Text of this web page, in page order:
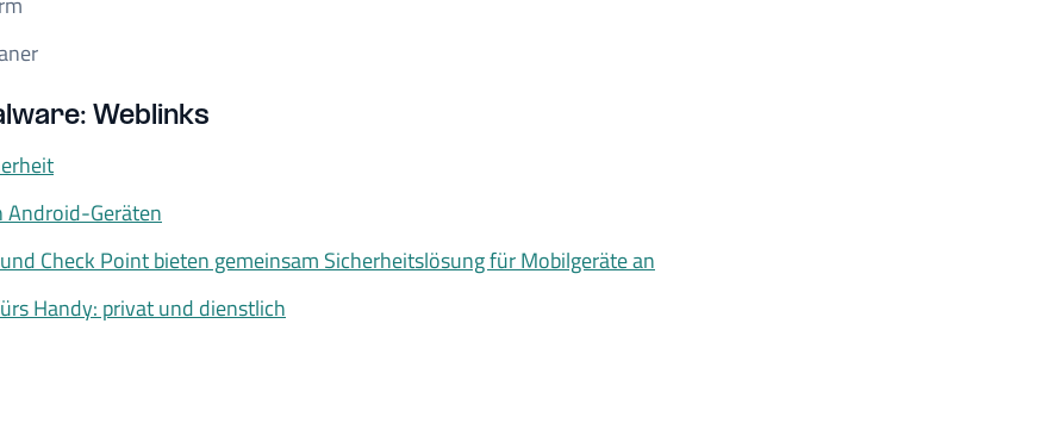
Weblinks
Android-Geräten
Check Point bieten gemeinsam Sicherheitslösung für Mobilgeräte an
Handy: privat und dienstlich